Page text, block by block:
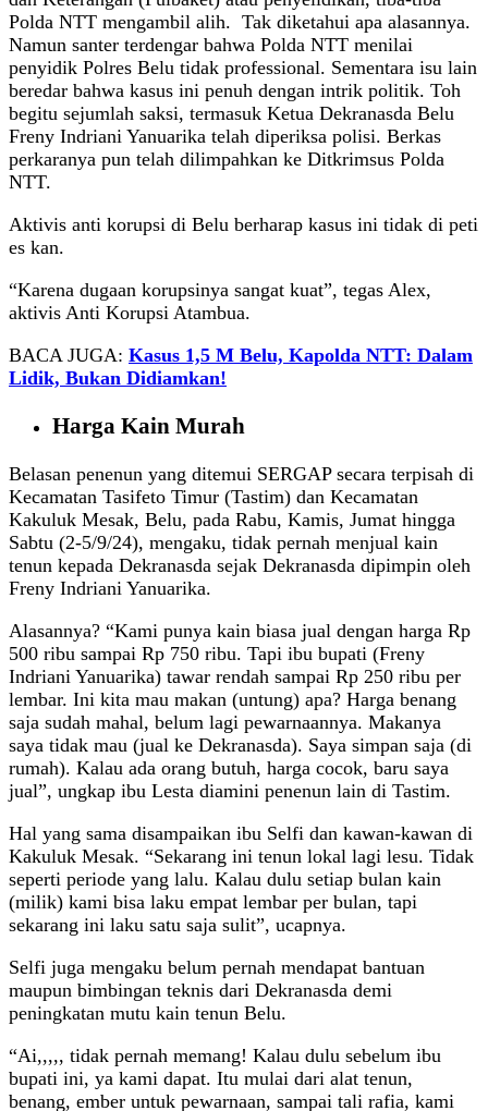
Polda NTT mengambil alih. Tak diketahui apa alasannya.
Namun santer terdengar bahwa Polda NTT menilai
penyidik Polres Belu tidak professional. Sementara isu lain
beredar bahwa kasus ini penuh dengan intrik politik. Toh
begitu sejumlah saksi, termasuk Ketua Dekranasda Belu
Freny Indriani Yanuarika telah diperiksa polisi. Berkas
perkaranya pun telah dilimpahkan ke Ditkrimsus Polda
NTT.
Aktivis anti korupsi di Belu berharap kasus ini tidak di peti
es kan.
“Karena dugaan korupsinya sangat kuat”, tegas Alex,
aktivis Anti Korupsi Atambua.
BACA JUGA: Kasus 1,5 M Belu, Kapolda NTT: Dalam
Lidik, Bukan Didiamkan!
Harga Kain Murah
Belasan penenun yang ditemui SERGAP secara terpisah di
Kecamatan Tasifeto Timur (Tastim) dan Kecamatan
Kakuluk Mesak, Belu, pada Rabu, Kamis, Jumat hingga
Sabtu (2-5/9/24), mengaku, tidak pernah menjual kain
tenun kepada Dekranasda sejak Dekranasda dipimpin oleh
Freny Indriani Yanuarika.
Alasannya? “Kami punya kain biasa jual dengan harga Rp
500 ribu sampai Rp 750 ribu. Tapi ibu bupati (Freny
Indriani Yanuarika) tawar rendah sampai Rp 250 ribu per
lembar. Ini kita mau makan (untung) apa? Harga benang
saja sudah mahal, belum lagi pewarnaannya. Makanya
saya tidak mau (jual ke Dekranasda). Saya simpan saja (di
rumah). Kalau ada orang butuh, harga cocok, baru saya
jual”, ungkap ibu Lesta diamini penenun lain di Tastim.
Hal yang sama disampaikan ibu Selfi dan kawan-kawan di
Kakuluk Mesak. “Sekarang ini tenun lokal lagi lesu. Tidak
seperti periode yang lalu. Kalau dulu setiap bulan kain
(milik) kami bisa laku empat lembar per bulan, tapi
sekarang ini laku satu saja sulit”, ucapnya.
Selfi juga mengaku belum pernah mendapat bantuan
maupun bimbingan teknis dari Dekranasda demi
peningkatan mutu kain tenun Belu.
“Ai,,,,, tidak pernah memang! Kalau dulu sebelum ibu
bupati ini, ya kami dapat. Itu mulai dari alat tenun,
benang, ember untuk pewarnaan, sampai tali rafia, kami